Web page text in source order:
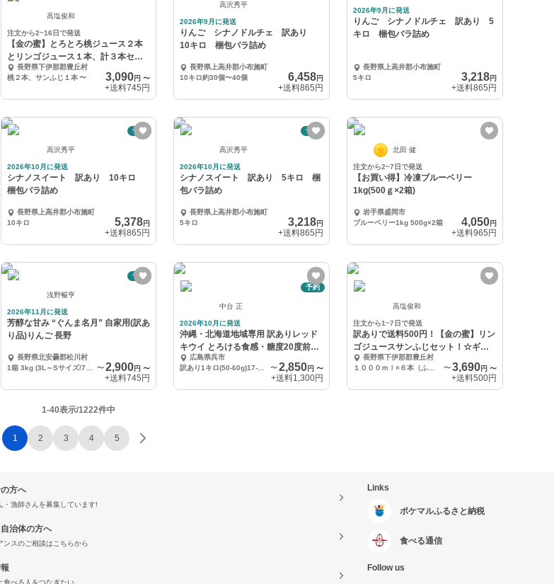
高塩俊和
注文から2~16日で発送
【金の蜜】とろとろ桃ジュース２本
とリンゴジュース１本、計３本セッ
ト☆ギフト対応可
長野県下伊那郡豊丘村
桃２本、サンふじ１本 〜 3,090円〜
+送料745円
高沢秀平
2026年9月に発送
りんご シナノドルチェ 訳あり
10キロ 梱包バラ詰め
長野県上高井郡小布施町
10キロ約30個〜40個
6,458円
+送料865円
2026年9月に発送
りんご シナノドルチェ 訳あり 5
キロ 梱包バラ詰め
長野県上高井郡小布施町
5キロ
3,218円
+送料865円
予約
高沢秀平
2026年10月に発送
シナノスイート 訳あり 10キロ
梱包バラ詰め
長野県上高井郡小布施町
10キロ
5,378円
+送料865円
予約
高沢秀平
2026年10月に発送
シナノスイート 訳あり 5キロ 梱
包バラ詰め
長野県上高井郡小布施町
5キロ
3,218円
+送料865円
北田 健
注文から2~7日で発送
【お買い得】冷凍ブルーベリー
1kg(500ｇ×2箱)
岩手県盛岡市
ブルーベリー1kg 500g×2箱
4,050円
+送料965円
予約
浅野暢亨
2026年11月に発送
芳醇な甘み “ぐんま名月” 自家用(訳あ
り品)りんご 長野
長野県北安曇郡松川村
〜 2,900円〜
+送料745円
予約
中台 正
2026年10月に発送
沖縄・北海道地域専用 訳ありレッド
キウイ とろける食感・糖度20度前後
の希少品種
広島県呉市
〜2,850円〜
+送料1,300円
高塩俊和
注文から1~7日で発送
訳ありで送料500円！【金の蜜】リン
ゴジュースサンふじセット！☆ギフ
ト対応可
長野県下伊那郡豊丘村
〜3,690円 〜
+送料500円
1-40表示/1222件中
1 2 3 4 5
方へ
・漁師さんを募集しています!
治体の方へ
ンスのご相談はこちらから
食べる人をつなぎたい
Links
ポケマルふるさと納税
食べる通信
Follow us